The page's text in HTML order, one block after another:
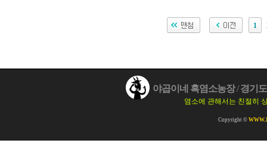
1
야곱이네 흑염소농장/경기
염소에 관해서는 친절히
Copyright ©